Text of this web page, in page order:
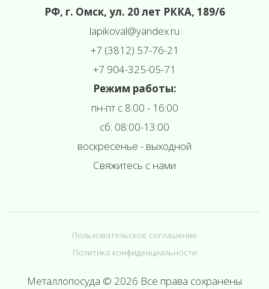
РФ, г. Омск, ул. 20 лет РККА, 189/6
lapikoval@yandex.ru
+7 (3812) 57-76-21
+7 904-325-05-71
Режим работы:
пн-пт с 8:00 - 16:00
сб: 08:00-13:00
воскресенье - выходной
Свяжитесь с нами
Пользовательское соглашение
Политика конфиденциальности
Металлопосуда © 2026 Все права сохранены